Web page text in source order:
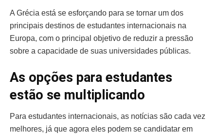
A Grécia está se esforçando para se tornar um dos
principais destinos de estudantes internacionais na
Europa, com o principal objetivo de reduzir a pressão
sobre a capacidade de suas universidades públicas.
As opções para estudantes
estão se multiplicando
Para estudantes internacionais, as notícias são cada vez
melhores, já que agora eles podem se candidatar em